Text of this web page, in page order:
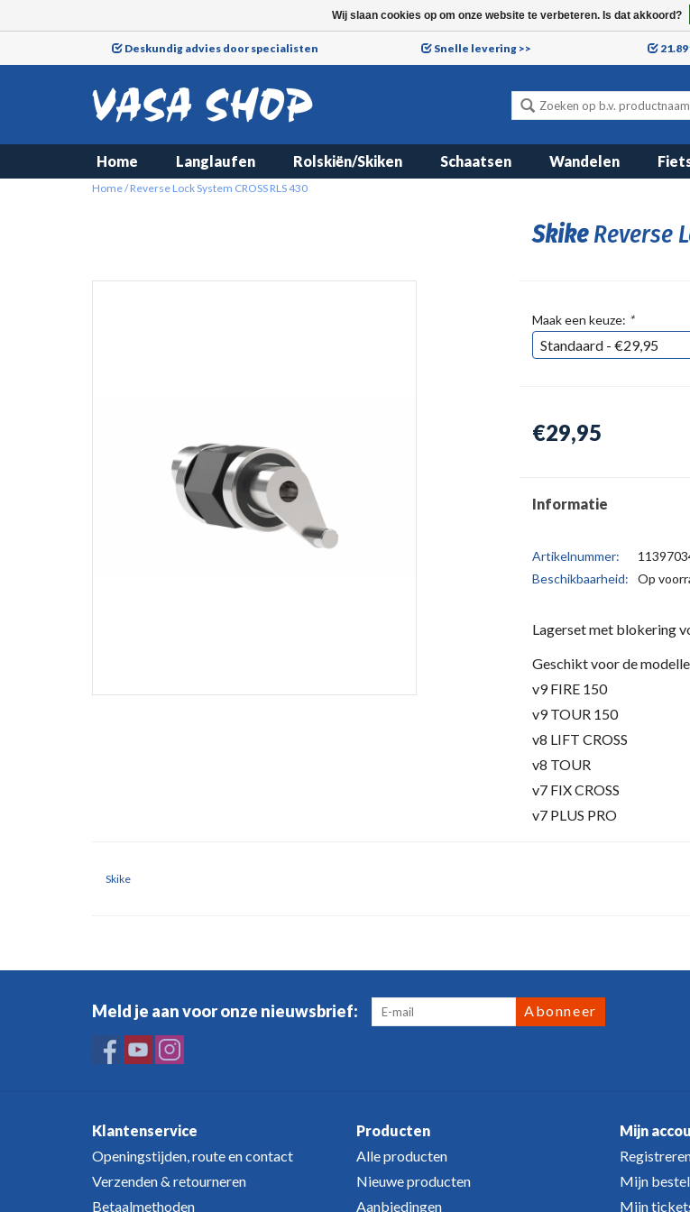
Deskundig advies door specialisten Snelle levering >>
Home Langlaufen Rolskiën/Skiken Schaatsen Wandelen
Home/Reverse Lock System CROSS RLS 430
SkikeReverse
Maak een keuze: *
€29,95
Informatie
Artikelnummer:
Beschikbaarheid:
Op
Lagerset met blokering
Geschikt voor de
v9 FIRE 150
v9 TOUR 150
v8 LIFT CROSS
v8 TOUR
v7 FIX CROSS
v7 PLUS PRO
Skike
Meld je aan voor onze nieuwsbrief: Abonneer
Klantenservice
Openingstijden, route en contact
Verzenden & retourneren
Betaalmethoden
Producten
Alle producten
Nieuwe producten
Aanbiedingen
Mijn
Mijn
Mijn
Wij slaan cookies op om onze website te verbeteren. Is dat akkoord?